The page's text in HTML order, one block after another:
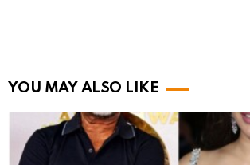
YOU MAY ALSO LIKE